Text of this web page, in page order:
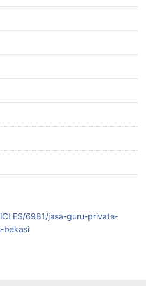
6981/jasa-guru-private-
bekasi